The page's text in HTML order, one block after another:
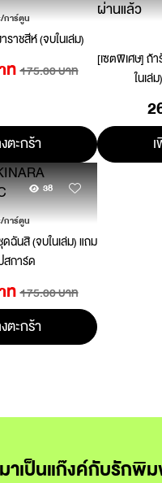
/การ์ตูน
ราชสีห์ (จบในเล่ม)
ท 175.00 บาท
ตะกร้า
[เซตพิเศษ] ถ้
ในเล่
38
/การ์ตูน
ฉันสิ (จบในเล่ม) แถม
สการ์ด
ท 175.00 บาท
ตะกร้า
มาเป็นแก๊งค์กับรักพิ